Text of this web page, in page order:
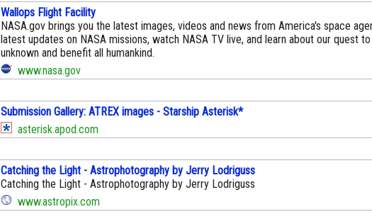
Wallops Flight Facility
NASA.gov brings you the latest images, videos and news from America's space
latest updates on NASA missions, watch NASA TV live, and learn about our quest
unknown and benefit all humankind.
www.nasa.gov
Submission Gallery: ATREX images - Starship Asterisk*
asterisk.apod.com
Catching the Light - Astrophotography by Jerry Lodriguss
Catching the Light - Astrophotography by Jerry Lodriguss
www.astropix.com